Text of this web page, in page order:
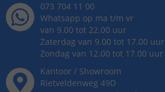
073 704 11 00
Whatsapp op ma t/m vr
van 9.00 tot 22.00 uur
Zaterdag van 9.00 tot 17.00 uur
Zondag van 12.00 tot 17.00 uur
Kantoor / Showroom
Rietveldenweg 49D